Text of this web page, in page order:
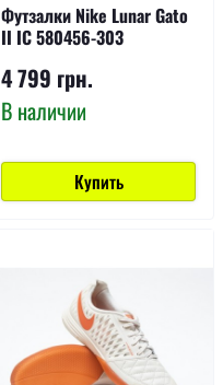
Футзалки Nike Lunar Gato
II IC 580456-303
4 799 грн.
В наличии
Купить